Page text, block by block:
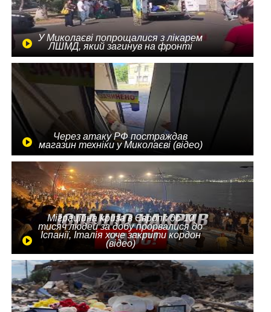
У Миколаєві попрощалися з лікарем
ЛШМД, який загинув на фронті
Через атаку РФ постраждав
магазин техніки у Миколаєві (відео)
Міграційна криза в Європі: до 10
тисяч людей за добу прорвалися до
Іспанії, Італія хоче закрити кордон
(відео)